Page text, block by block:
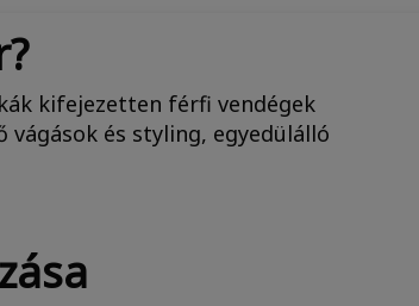
kifejezetten férfi vendégek
és styling, egyedülálló